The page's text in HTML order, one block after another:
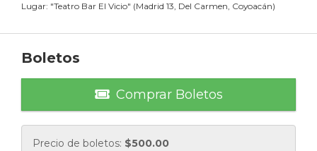
Lugar: "Teatro Bar El Vicio" (Madrid 13, Del Carmen, Coyoacán)
Boletos
Comprar Boletos
Precio de boletos: $500.00